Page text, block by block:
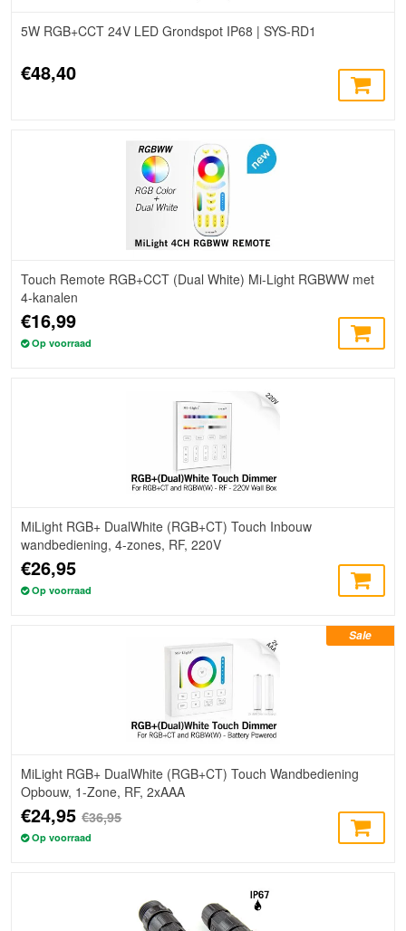
5W RGB+CCT 24V LED Grondspot IP68 | SYS-RD1
€48,40
Touch Remote RGB+CCT (Dual White) Mi-Light RGBWW met
4-kanalen
€16,99
Op voorraad
MiLight RGB+ DualWhite (RGB+CT) Touch Inbouw
wandbediening, 4-zones, RF, 220V
€26,95
Op voorraad
Sale
MiLight RGB+ DualWhite (RGB+CT) Touch Wandbediening
Opbouw, 1-Zone, RF, 2xAAA
€24,95€36,95
Op voorraad